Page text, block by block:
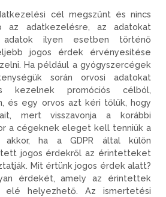
cél megszűnt és nincs
az adatkezelésre, az adatokat
ilyen esetben történő
jogos érdek érvényesítése
Ha például a gyógyszercégek
során orvosi adatokat
promóciós célból,
és egy orvos azt kéri tőlük, hogy
mert visszavonja a korábbi
a cégeknek eleget kell tenniük a
akkor, ha a GDPR által külön
jogos érdekről az érintetteket
Mit értünk jogos érdek alatt?
érdekét, amely az érintettek
elé helyezhető. Az ismertetési